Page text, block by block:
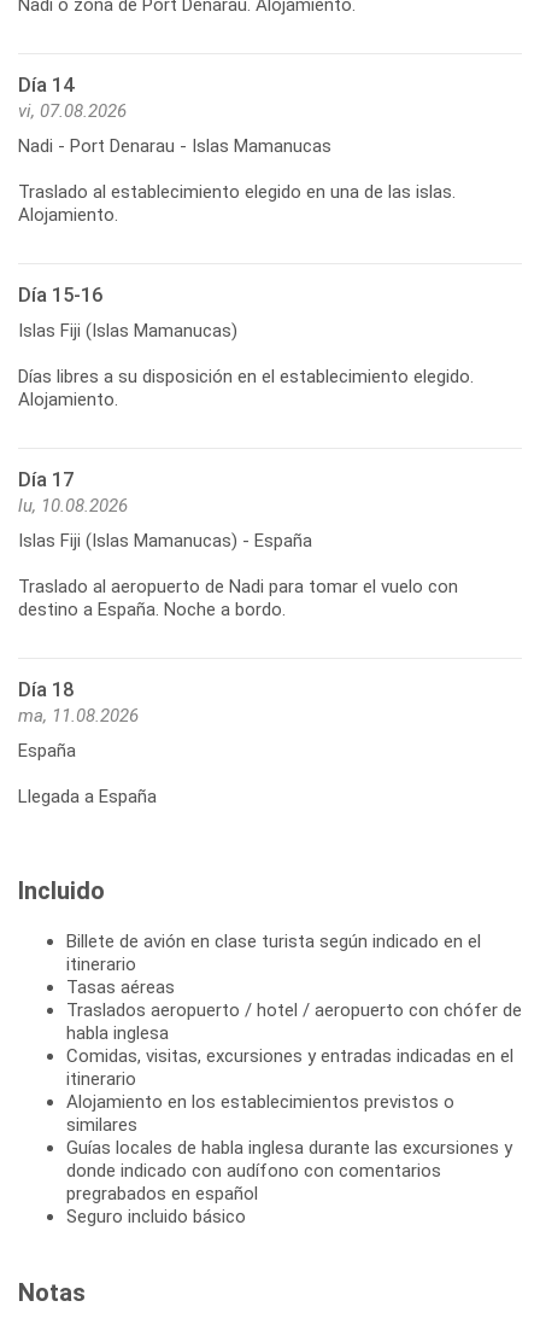
Día 14
vi, 07.08.2026
Nadi - Port Denarau - Islas Mamanucas
Traslado al establecimiento elegido en una de las islas.
Día 15-16
Islas Fiji (Islas Mamanucas)
Días libres a su disposición en el establecimiento elegido.
Día 17
lu, 10.08.2026
Islas Fiji (Islas Mamanucas) - España
Traslado al aeropuerto de Nadi para tomar el vuelo con
Día 18
ma, 11.08.2026
España
Llegada a España
Incluido
Billete de avión en clase turista según indicado en el
itinerario
Tasas aéreas
Traslados aeropuerto / hotel / aeropuerto con chófer de
habla inglesa
Comidas, visitas, excursiones y entradas indicadas en el
itinerario
Alojamiento en los establecimientos previstos o
similares
Guías locales de habla inglesa durante las excursiones y
donde indicado con audífono con comentarios
pregrabados en español
Seguro incluido básico
Notas